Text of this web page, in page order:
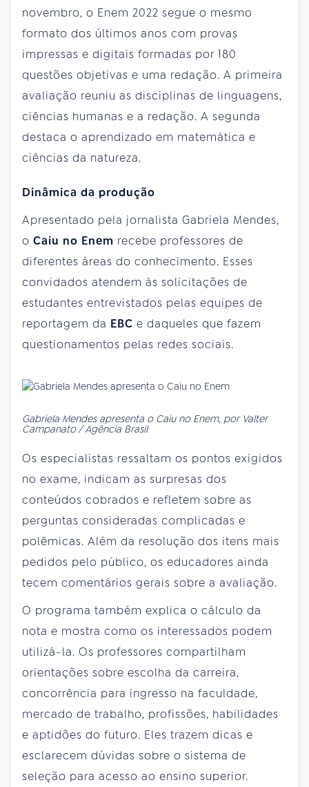
novembro, o Enem 2022 segue o mesmo
formato dos últimos anos com provas
impressas e digitais formadas por 180
questões objetivas e uma redação. A primeira
avaliação reuniu as disciplinas de linguagens,
ciências humanas e a redação. A segunda
destaca o aprendizado em matemática e
ciências da natureza.
Dinâmica da produção
Apresentado pela jornalista Gabriela Mendes,
o Caiu no Enem recebe professores de
diferentes áreas do conhecimento. Esses
convidados atendem às solicitações de
estudantes entrevistados pelas equipes de
reportagem da EBC e daqueles que fazem
questionamentos pelas redes sociais.
Gabriela Mendes apresenta o Caiu no Enem, por Valter
Campanato / Agência Brasil
Os especialistas ressaltam os pontos exigidos
no exame, indicam as surpresas dos
conteúdos cobrados e refletem sobre as
perguntas consideradas complicadas e
polêmicas. Além da resolução dos itens mais
pedidos pelo público, os educadores ainda
tecem comentários gerais sobre a avaliação.
O programa também explica o cálculo da
nota e mostra como os interessados podem
utilizá-la. Os professores compartilham
orientações sobre escolha da carreira,
concorrência para ingresso na faculdade,
mercado de trabalho, profissões, habilidades
e aptidões do futuro. Eles trazem dicas e
esclarecem dúvidas sobre o sistema de
seleção para acesso ao ensino superior.